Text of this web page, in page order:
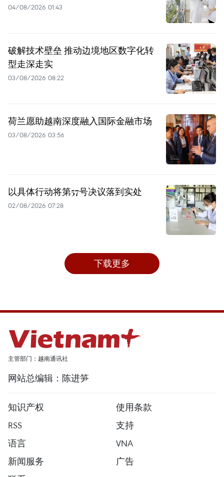
04/08/2026 01:43
破解技术壁垒 推动边境地区数字化转
型走深走实
03/08/2026 08:22
荷兰愿助越南深度融入国际金融市场
03/08/2026 03:56
以具体行动将第57号决议落到实处
02/08/2026 07:28
下载更多
主管部门：越南通讯社
网站总编辑：陈进笋
知识产权
使用条款
RSS
支持
语言
VNA
新闻服务
广告